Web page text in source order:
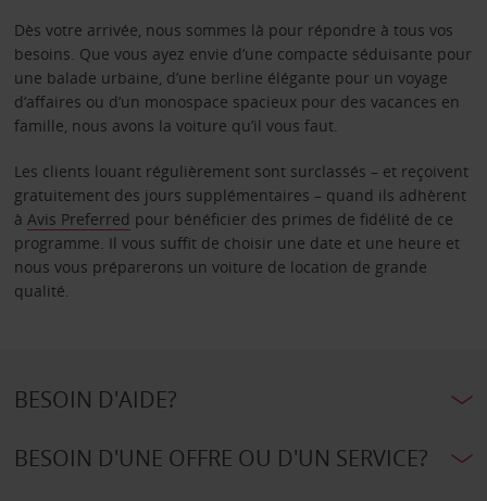
Dès votre arrivée, nous sommes là pour répondre à tous vos
besoins. Que vous ayez envie d’une compacte séduisante pour
une balade urbaine, d’une berline élégante pour un voyage
d’affaires ou d’un monospace spacieux pour des vacances en
famille, nous avons la voiture qu’il vous faut.
Les clients louant régulièrement sont surclassés – et reçoivent
gratuitement des jours supplémentaires – quand ils adhèrent
à Avis Preferred pour bénéficier des primes de fidélité de ce
programme. Il vous suffit de choisir une date et une heure et
nous vous préparerons un voiture de location de grande
qualité.
BESOIN D'AIDE?
BESOIN D'UNE OFFRE OU D'UN SERVICE?